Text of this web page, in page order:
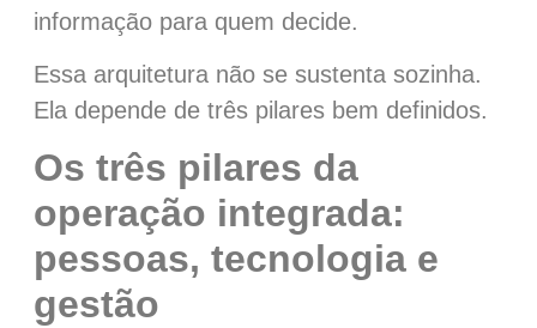
informação para quem decide.
Essa arquitetura não se sustenta sozinha.
Ela depende de três pilares bem definidos.
Os três pilares da
operação integrada:
pessoas, tecnologia e
gestão